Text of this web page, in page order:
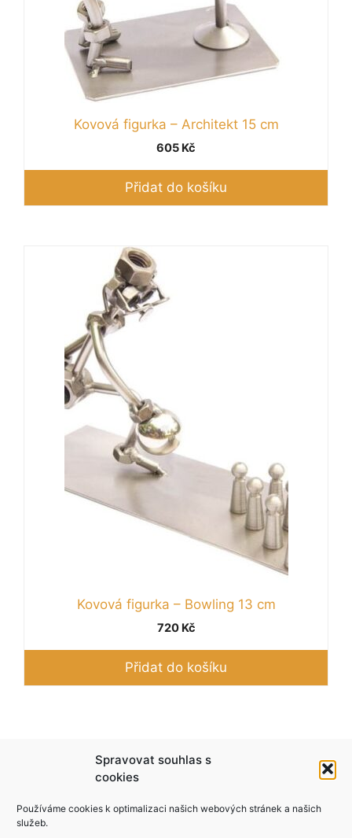
Spravovat souhlas s
cookies
Používáme cookies k optimalizaci našich webových stránek a našich
služeb.
Kovová figurka – Architekt 15 cm
605 Kč
Přidat do košíku
Kovová figurka – Bowling 13 cm
720 Kč
Přidat do košíku
Podle zákona o evidenci tržeb je prodávající
povinen vystavit kupujícímu účtenku. Zároveň je
daně online; v případě technického výpadku pak